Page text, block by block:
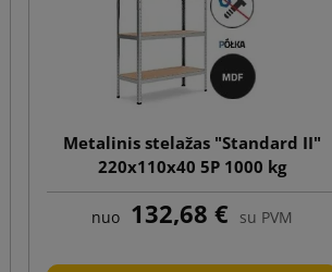
Metalinis stelažas "Standard II"
220x110x40 5P 1000 kg
nuo 132,68 € su PVM